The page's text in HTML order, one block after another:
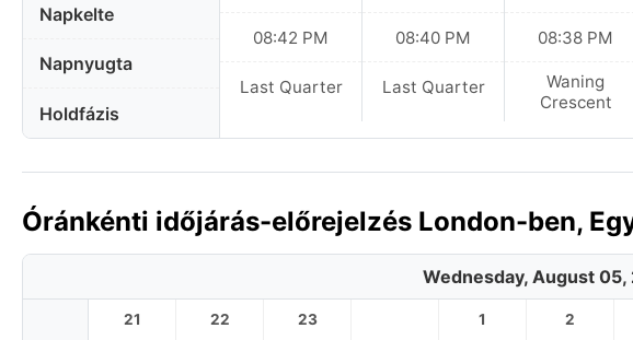
Napkelte
Napnyugta
Holdfázis
08:42 PM
Last Quarter
08:40 PM
Last Quarter
08:38 PM
Waning
Crescent
Óránkénti időjárás-előrejelzés London-ben,
Wednesday, August 05,
21 22 23 1 2